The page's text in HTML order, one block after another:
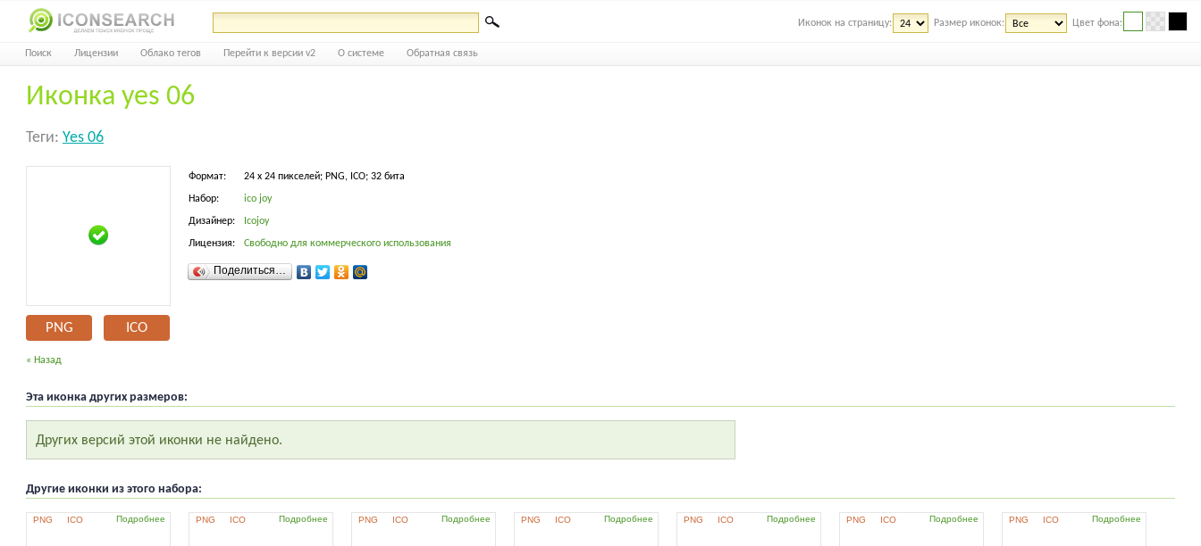
Иконок на страницу: Размер иконок: Цвет фона:
Поиск Лицензии Облако тегов Перейти к версии v2 О системе Обратная связь
Иконка yes 06
Теги: Yes 06
PNG ICO
Формат: 24 x 24 пикселей; PNG, ICO; 32 бита
Набор: ico joy
Дизайнер: Icojoy
Лицензия: Свободно для коммерческого использования
Поделиться…
« Назад
Эта иконка других размеров:
Других версий этой иконки не найдено.
Другие иконки из этого набора:
PNG ICO Подробнее PNG ICO Подробнее PNG ICO Подробнее PNG ICO Подробнее PNG ICO Подробнее PNG ICO Подробнее PNG ICO Подробнее